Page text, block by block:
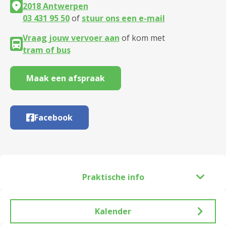
2018 Antwerpen
03 431 95 50of stuur ons een e-mail
Vraag jouw vervoer aan of kom met
tram of bus
Maak een afspraak
Facebook
Praktische info
Kalender